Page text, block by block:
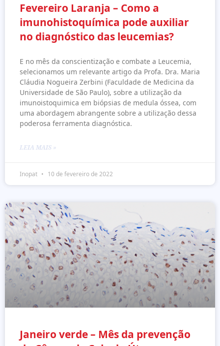
Fevereiro Laranja – Como a
imunohistoquímica pode auxiliar
no diagnóstico das leucemias?
E no mês da conscientização e combate a Leucemia,
selecionamos um relevante artigo da Profa. Dra. Maria
Cláudia Nogueira Zerbini (Faculdade de Medicina da
Universidade de São Paulo), sobre a utilização da
imunoistoquimica em biópsias de medula óssea, com
uma abordagem abrangente sobre a utilização dessa
poderosa ferramenta diagnóstica.
LEIA MAIS »
Inopat 10 de fevereiro de 2022
Janeiro verde – Mês da prevenção